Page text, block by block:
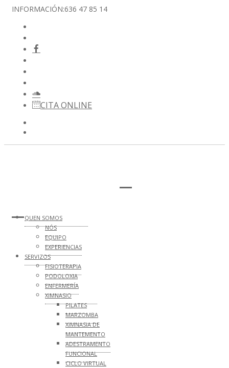
INFORMACIÓN:636 47 85 14
CITA ONLINE
QUEN SOMOS
NÓS
EQUIPO
EXPERIENCIAS
SERVIZOS
FISIOTERAPIA
PODOLOXIA
ENFERMERÍA
XIMNASIO
PILATES
MARZOMBA
XIMNASIA DE
MANTEMENTO
ADESTRAMENTO
FUNCIONAL
CICLO VIRTUAL